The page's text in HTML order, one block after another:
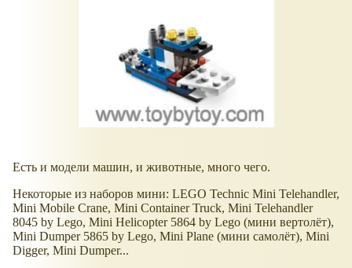
Есть и модели машин, и животные, много чего.
Некоторые из наборов мини: LEGO Technic Mini Telehandler,
Mini Mobile Crane, Mini Container Truck, Mini Telehandler
8045 by Lego, Mini Helicopter 5864 by Lego (мини вертолёт),
Mini Dumper 5865 by Lego, Mini Plane (мини самолёт), Mini
Digger, Mini Dumper...